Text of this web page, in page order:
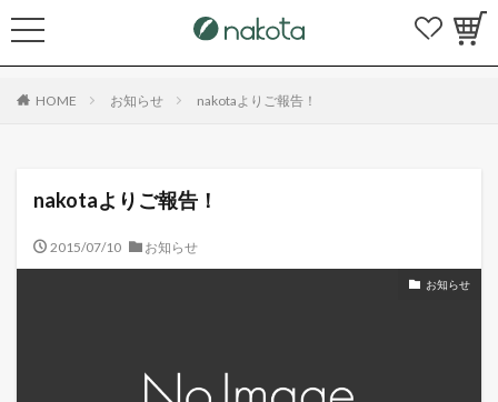
HOME お知らせ nakotaよりご報告！
nakotaよりご報告！
2015/07/10 お知らせ
お知らせ